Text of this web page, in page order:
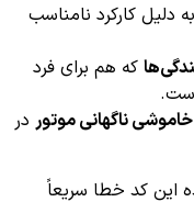
به دلیل کارکرد نامناسب
که هم برای فرد
ناگهانی موتور در
این کد خطا سریعاً